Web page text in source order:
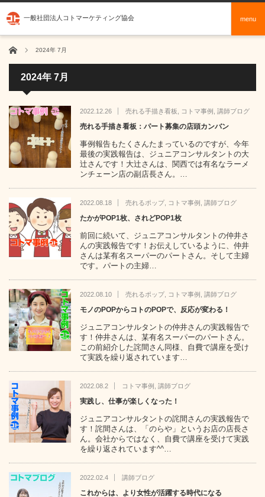
一般社団法人コトマーケティング協会 menu
ホーム 2024年 7月
2024年 7月
2022.12.26 売れる手描き看板 コトマ事例 講師ブログ
売れる手描き看板：パート募集の店頭カンバン
事例報告もたくさんたまっているのですが、今年
最後の実践報告は、ジュニアコンサルタントの大
辻さんです！大辻さんは、関西では有名なラーメ
ンチェーン店の副店長さん。…
2022.08.18 売れるポップ, コトマ事例 講師ブログ
たかがPOP1枚、されどPOP1枚
前回に続いて、ジュニアコンサルタントの仲井さ
んの実践報告です！お伝えしているように、仲井
さんは某有名スーパーのパートさん。そして主婦
です。パートの主婦…
2022.08.10 売れるポップ, コトマ事例 講師ブログ
モノのPOPからコトのPOPで、反応が変わる！
ジュニアコンサルタントの仲井さんの実践報告で
す！仲井さんは、某有名スーパーのパートさん。
この前紹介した詫間さん同様、自費で講座を受け
て実践を繰り返されています…
2022.08.2 コトマ事例 講師ブログ
実践し、仕事が楽しくなった！
ジュニアコンサルタントの詫間さんの実践報告で
す！詫間さんは、「のらや」というお店の店長さ
ん。会社からではなく、自費で講座を受けて実践
を繰り返されています^^…
2022.02.4 講師ブログ
これからは、より女性が活躍する時代になる